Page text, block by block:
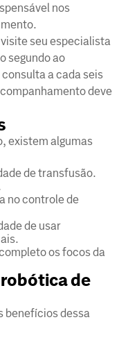
nos
seu especialista
segundo ao
a cada seis
deve
existem algumas
de transfusão.
no controle de
de usar
os focos da
de
benefícios dessa